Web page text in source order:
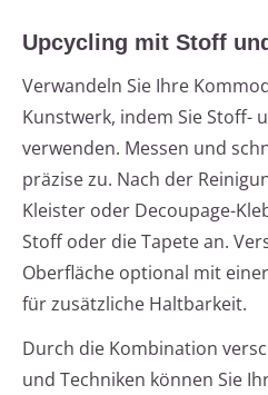
Upcycling mit Stoff
Verwandeln Sie Ihre
Kunstwerk, indem Sie Stoff-
verwenden. Messen und
präzise zu. Nach der
Kleister oder Decoupage-
Stoff oder die Tapete an.
Oberfläche optional mit
für zusätzliche Haltbarkeit.
Durch die Kombination
und Techniken können Sie